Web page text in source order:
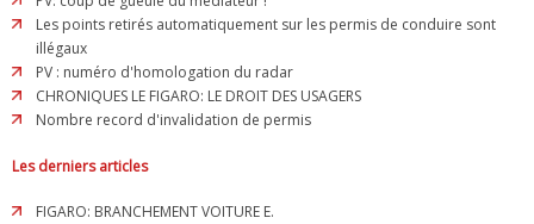
Les points retirés automatiquement sur les permis de conduire sont
illégaux
PV : numéro d'homologation du radar
CHRONIQUES LE FIGARO: LE DROIT DES USAGERS
Nombre record d'invalidation de permis
Les derniers articles
FIGARO: BRANCHEMENT VOITURE E.